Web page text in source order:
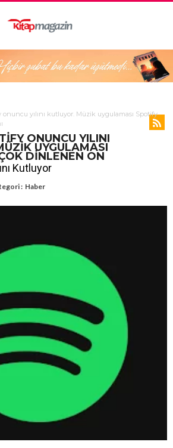
onuncu yılını kutluyor. Müzik uygulaması Spotify
ONUNCU YILINI
UYGULAMASI
DINLENEN ON
Kutluyor
: Haber